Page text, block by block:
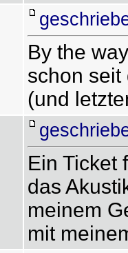
By the
schon seit
(und
Ein Ticket
das
meinem
mit